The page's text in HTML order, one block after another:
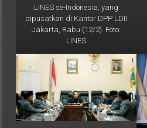
dipusatkan di Kantor DPP LDII
Jakarta, Rabu (12/2). Foto:
LINES
Ketua DPRD Kaltim